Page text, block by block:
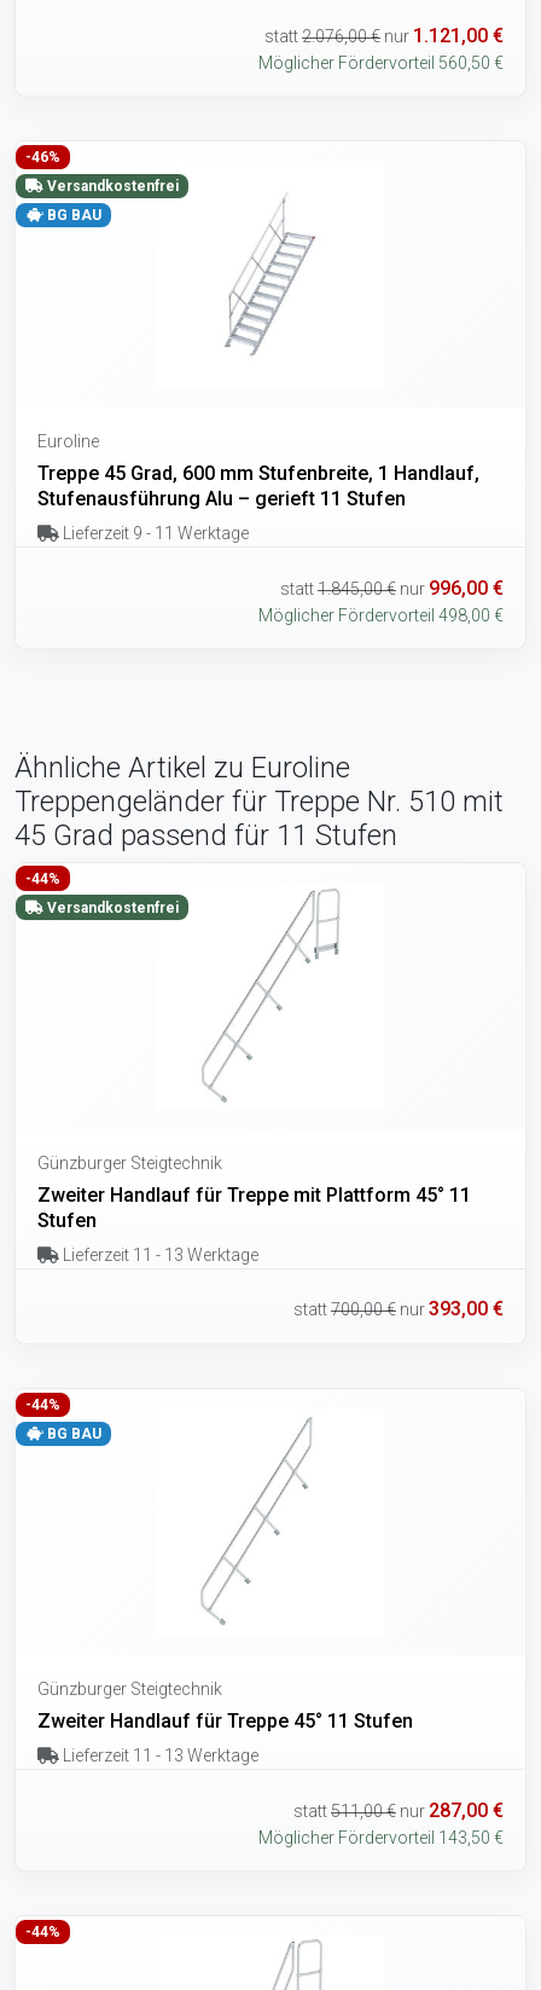
statt2.076,00 € nur 1.121,00 €
Möglicher Fördervorteil 560,50 €
-46%
Versandkostenfrei
BG BAU
Euroline
Treppe 45 Grad, 600 mm Stufenbreite, 1 Handlauf,
Stufenausführung Alu – gerieft 11 Stufen
Lieferzeit 9 - 11 Werktage
statt1.845,00 € nur 996,00 €
Möglicher Fördervorteil 498,00 €
Ähnliche Artikel zu Euroline
Treppengeländer für Treppe Nr. 510 mit
45 Grad passend für 11 Stufen
-44%
Versandkostenfrei
Günzburger Steigtechnik
Zweiter Handlauf für Treppe mit Plattform 45° 11
Stufen
Lieferzeit 11 - 13 Werktage
statt700,00 € nur393,00 €
-44%
BG BAU
Günzburger Steigtechnik
Zweiter Handlauf für Treppe 45° 11 Stufen
Lieferzeit 11 - 13 Werktage
statt511,00 € nur 287,00 €
Möglicher Fördervorteil 143,50 €
-44%